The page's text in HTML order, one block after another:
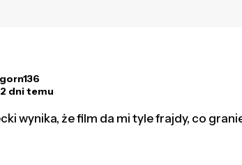
dni temu
wynika, że film da mi tyle frajdy, co